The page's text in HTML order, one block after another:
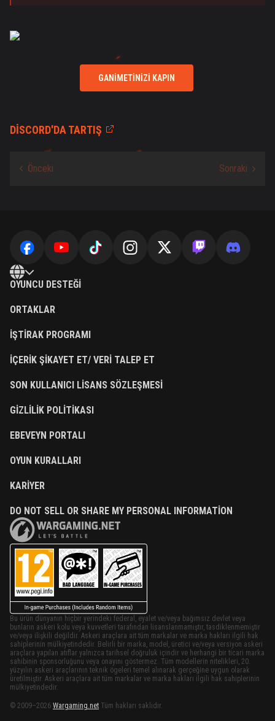
GANIMETINIZI KAPIN
DISCORD'DA TARTIŞ
OYUNCU DESTEĞI
ORTAKLAR
İŞTIRAK PROGRAMI
İÇERIK ŞIKAYET ET/ VERI TALEP ET
SON KULLANICI LISANS SÖZLEŞMESI
GIZLILIK POLITIKASI
EBEVEYN PORTALI
OYUN KURALLARI
KARIYER
DO NOT SELL OR SHARE MY PERSONAL INFORMATION
Bu ürün dünyanın hiçbir yerindeki federal, eyalet ve/veya bağımsız devlet veya
bunların askeri kolu veya kuvvetleri tarafından lisanslanmamıştır, tasdiklenmemiştir
ve/veya ilişkili değildir. Askeri araçlara ait tüm markalar ve marka hakları ilgili hak
sahiplerinin mülkiyetindedir. Belirli bir marka, model, üretici ve/veya versiyon askeri
araçlara yapılan atıflar yalnızca tarihsel doğruluk içindir ve herhangi bir ticari marka
sahibinin sponsorluğunu veya onayını göstermez. Tüm modellerin nitelikleri, 20.
yüzyılın askeri araçlarının teknik ögeleri temel alınarak gerçeğine uygun olarak
üretilmiştir. Askeri araçlara ait tüm markalar ve marka hakları ilgili hak sahiplerinin
mülkiyetindedir.
© 2009–2026 Wargaming.net Tüm hakları saklıdır.